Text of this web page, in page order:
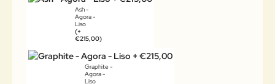
Ash -
Agora -
Liso
(+
€215,00)
Graphite -
Agora -
Liso